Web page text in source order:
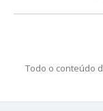
Todo o conteúdo